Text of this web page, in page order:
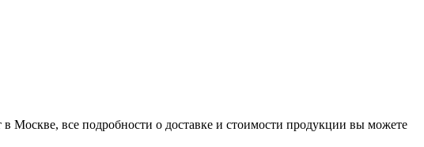
в Москве, все подробности о доставке и стоимости продукции вы можете